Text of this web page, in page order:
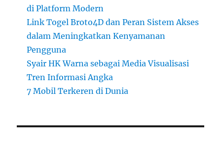
di Platform Modern
Link Togel Broto4D dan Peran Sistem Akses
dalam Meningkatkan Kenyamanan
Pengguna
Syair HK Warna sebagai Media Visualisasi
Tren Informasi Angka
7 Mobil Terkeren di Dunia